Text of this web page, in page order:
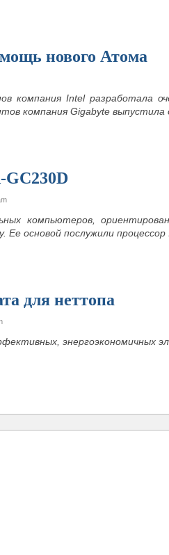
нового Атома
компания Intel разработала
компания Gigabyte
GC230D
компьютеров,
Ее основой послужили процессор
для неттопа
энергоэкономичных